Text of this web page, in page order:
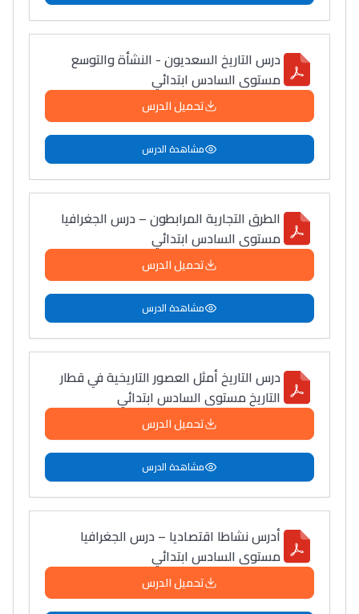
درس التاريخ السعديون - النشأة والتوسع
مستوى السادس ابتدائي
تحميل الدرس
مشاهدة الدرس
الطرق التجارية المرابطون – درس الجغرافيا
مستوى السادس ابتدائي
تحميل الدرس
مشاهدة الدرس
درس التاريخ أمثل العصور التاريخية في قطار
التاريخ مستوى السادس ابتدائي
تحميل الدرس
مشاهدة الدرس
أدرس نشاطا اقتصاديا – درس الجغرافيا
مستوى السادس ابتدائي
تحميل الدرس